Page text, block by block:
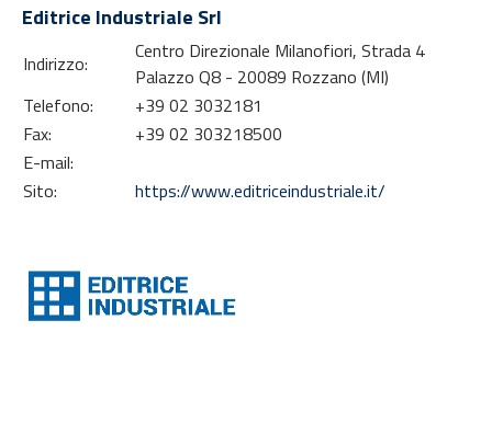
Editrice Industriale Srl
Indirizzo:
Centro Direzionale Milanofiori, Strada 4
Palazzo Q8 - 20089 Rozzano (MI)
Telefono:
+39 02 3032181
Fax:
+39 02 303218500
E-mail:
Sito:
https://www.editriceindustriale.it/